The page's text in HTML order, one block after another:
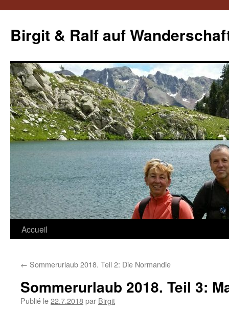
contenu
Birgit & Ralf auf
Accueil
← Sommerurlaub 2018. Teil 2: Die Normandie
Sommerurlaub 2018. Teil 3:
Publié le22.7.2018par Birgit